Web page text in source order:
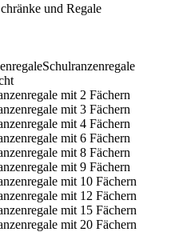
und Regale
Schulranzenregale
mit 2 Fächern
mit 3 Fächern
mit 4 Fächern
mit 6 Fächern
mit 8 Fächern
mit 9 Fächern
mit 10 Fächern
mit 12 Fächern
mit 15 Fächern
mit 20 Fächern